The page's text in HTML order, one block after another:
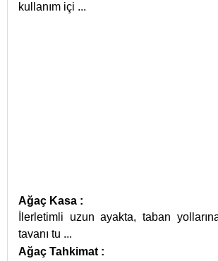
kullanım içi ...
Ağaç Kasa :
İlerletimli uzun ayakta, taban
tavanı tu ...
Ağaç Tahkimat :